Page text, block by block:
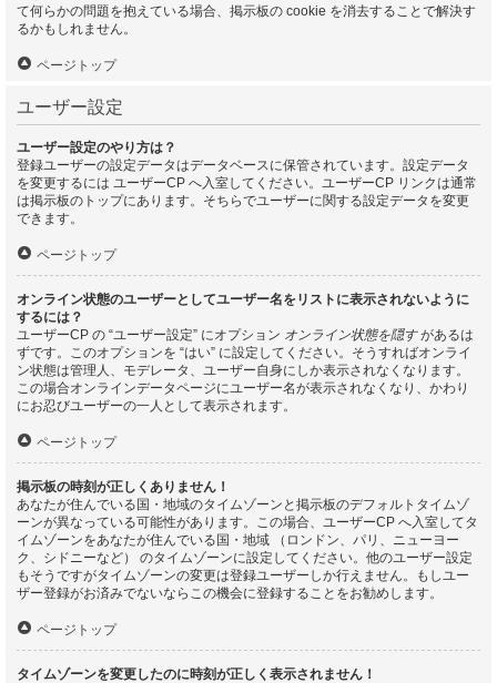
て何らかの問題を抱えている場合、掲示板の cookie を消去することで解決す
るかもしれません。
ページトップ
ユーザー設定
ユーザー設定のやり方は？
登録ユーザーの設定データはデータベースに保管されています。設定データ
を変更するには ユーザーCP へ入室してください。ユーザーCP リンクは通常
は掲示板のトップにあります。そちらでユーザーに関する設定データを変更
できます。
ページトップ
オンライン状態のユーザーとしてユーザー名をリストに表示されないように
するには？
ユーザーCP の “ユーザー設定” にオプション オンライン状態を隠すがあるは
ずです。このオプションを “はい” に設定してください。そうすればオンライ
ン状態は管理人、モデレータ、ユーザー自身にしか表示されなくなります。
この場合オンラインデータページにユーザー名が表示されなくなり、かわり
にお忍びユーザーの一人として表示されます。
ページトップ
掲示板の時刻が正しくありません！
あなたが住んでいる国・地域のタイムゾーンと掲示板のデフォルトタイムゾ
ーンが異なっている可能性があります。この場合、ユーザーCP へ入室してタ
イムゾーンをあなたが住んでいる国・地域 （ロンドン、パリ、ニューヨー
ク、シドニーなど） のタイムゾーンに設定してください。他のユーザー設定
もそうですがタイムゾーンの変更は登録ユーザーしか行えません。もしユー
ザー登録がお済みでないならこの機会に登録することをお勧めします。
ページトップ
タイムゾーンを変更したのに時刻が正しく表示されません！